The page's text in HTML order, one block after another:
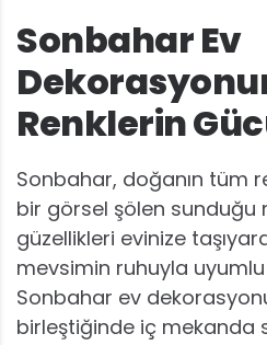
Sonbahar Ev
Renklerin
Sonbahar, doğanın tüm
bir görsel şölen sunduğu
güzellikleri evinize
mevsimin ruhuyla
Sonbahar ev
birleştiğinde iç mekanda